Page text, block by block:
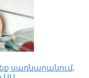
սառնարանում,